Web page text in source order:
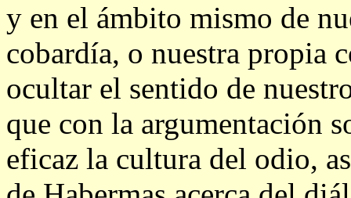
y en el ámbito mismo de
cobardía, o nuestra propia
ocultar el sentido de
que con la argumentación
eficaz la cultura del odio,